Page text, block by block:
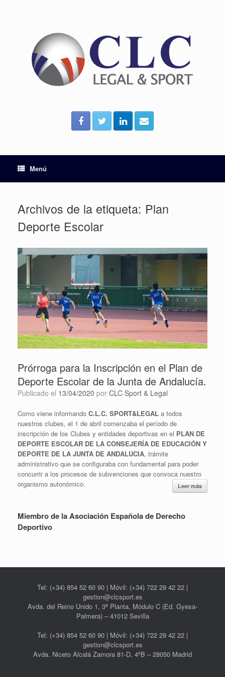
Menú
Archivos de la etiqueta: Plan
Deporte Escolar
Prórroga para la Inscripción en el Plan de
Deporte Escolar de la Junta de Andalucía.
Publicado el 13/04/2020 por CLC Sport & Legal
Como viene informando C.L.C. SPORT&LEGAL a todos
nuestros clubes, el 1 de abril comenzaba el período de
inscripción de los Clubes y entidades deportivas en el PLAN DE
DEPORTE ESCOLAR DE LA CONSEJERÍA DE EDUCACIÓN Y
DEPORTE DE LA JUNTA DE ANDALUCIA, trámite
administrativo que se configuraba con fundamental para poder
concurrir a los procesos de subvenciones que convoca nuestro
organismo autonómico.
Leer más
Miembro de la Asociación Española de Derecho
Deportivo
Tel: (+34) 854 52 60 90 | Móvil: (+34) 722 29 42 22 |
gestion@clcsport.es
Avda. del Reino Unido 1, 3ª Planta, Módulo C (Ed. Gyesa-
Palmera) – 41012 Sevilla
Tel: (+34) 854 52 60 90 | Móvil: (+34) 722 29 42 22 |
gestion@clcsport.es
Avda. Niceto Alcalá Zamora 81-D, 4ºB – 28050 Madrid